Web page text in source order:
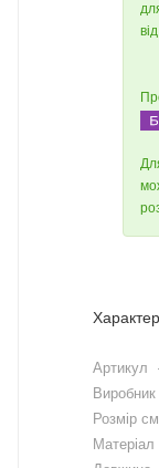
Артикул
Виробник
Розмір см.
Матеріал